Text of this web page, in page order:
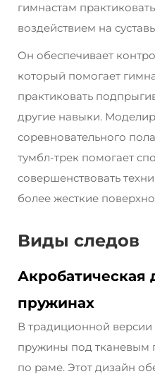
гимнастам
воздействием на
Он обеспечивает
который помогает
практиковать
другие навыки.
соревновательного
тумбл-трек помогает
совершенствовать
более жесткие
Виды следов
Акробатическая
пружинах
В традиционной версии
пружины под тканевым
по раме. Этот дизайн